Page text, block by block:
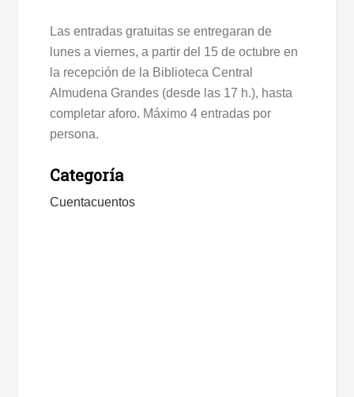
Las entradas gratuitas se entregaran de
lunes a viernes, a partir del 15 de octubre en
la recepción de la Biblioteca Central
Almudena Grandes (desde las 17 h.), hasta
completar aforo. Máximo 4 entradas por
persona.
Categoría
Cuentacuentos